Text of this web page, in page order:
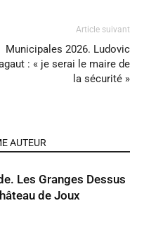
Article suivant
Municipales 2026. Ludovic
: « je serai le maire de
la sécurité »
AUTEUR
Les Granges Dessus
de Joux